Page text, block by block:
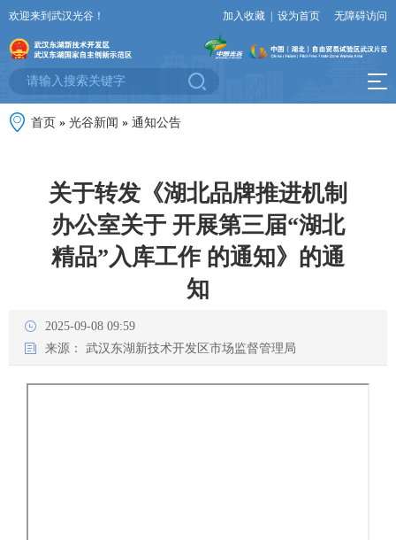
欢迎来到武汉光谷！ 加入收藏 设为首页 无障碍访问
首页 » 光谷新闻 » 通知公告
关于转发《湖北品牌推进机制
办公室关于 开展第三届“湖北
精品”入库工作 的通知》的通
知
2025-09-08 09:59
来源： 武汉东湖新技术开发区市场监督管理局